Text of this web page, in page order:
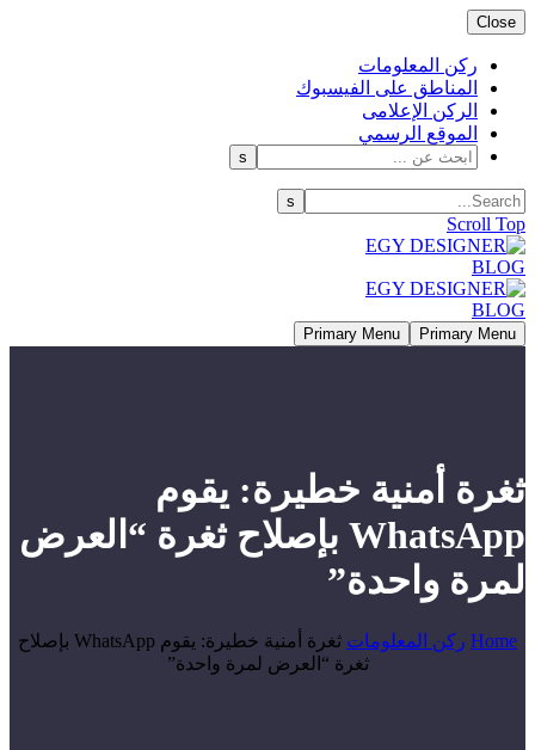
Close
ركن المعلومات
المناطق على الفيسبوك
الركن الإعلامى
الموقع الرسمي
Scroll Top
Primary Menu
Primary Menu
ثغرة أمنية خطيرة: يقوم
WhatsApp بإصلاح ثغرة “العرض
لمرة واحدة”
Home ركن المعلومات
ثغرة أمنية خطيرة: يقوم WhatsApp بإصلاح
ثغرة “العرض لمرة واحدة”